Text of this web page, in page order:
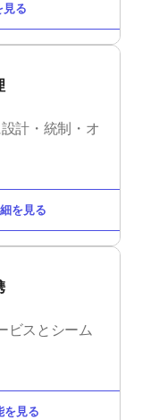
見る
計・統制・オ
を見る
スとシーム
を見る